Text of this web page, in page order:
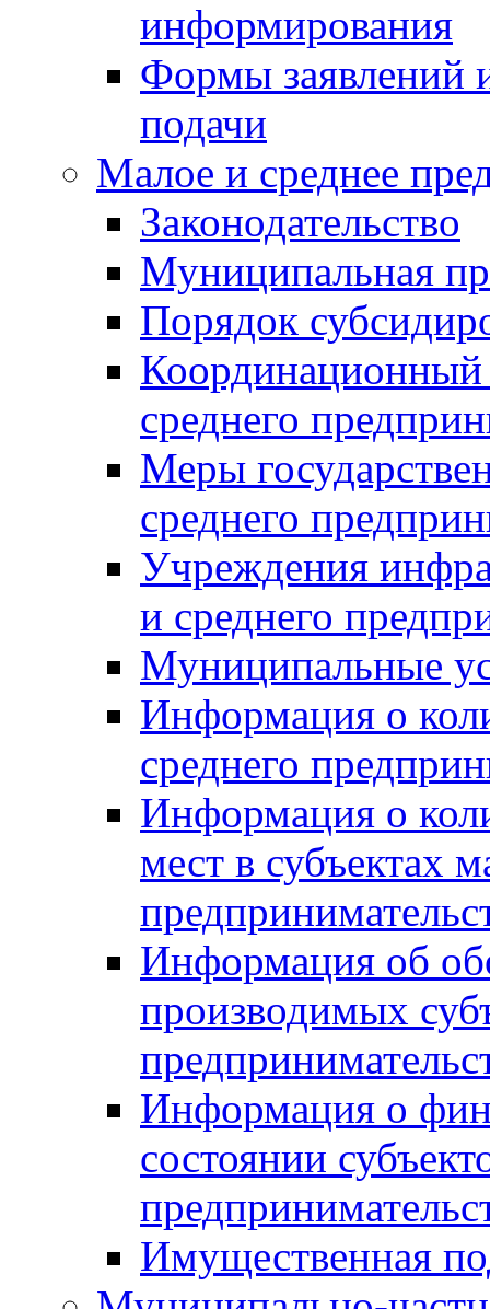
информирования
Формы заявлений
подачи
Малое и среднее
Законодательство
Муниципальная
Порядок
Координационный
среднего
Меры
среднего
Учреждения
и среднего
Муниципальные
Информация о
среднего
Информация о
мест в субъектах
Информация об
производимых
Информация о
состоянии
Имущественная